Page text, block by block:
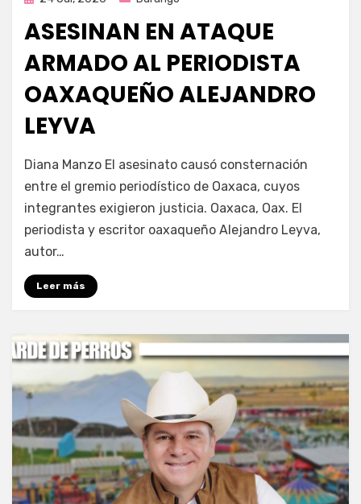
ASESINAN EN ATAQUE
ARMADO AL PERIODISTA
OAXAQUEÑO ALEJANDRO
LEYVA
Fernando Miranda Servín
Diana Manzo El asesinato causó consternación
entre el gremio periodístico de Oaxaca, cuyos
integrantes exigieron justicia. Oaxaca, Oax. El
periodista y escritor oaxaqueño Alejandro Leyva,
autor…
Leer más